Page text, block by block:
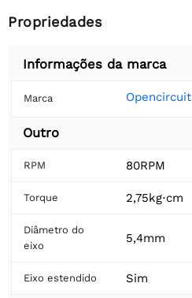
Propriedades
Informações da marca
Marca Opencircuit
Outro
RPM 80RPM
Torque 2,75kg⋅cm
Diâmetro do
eixo
5,4mm
Eixo estendido Sim